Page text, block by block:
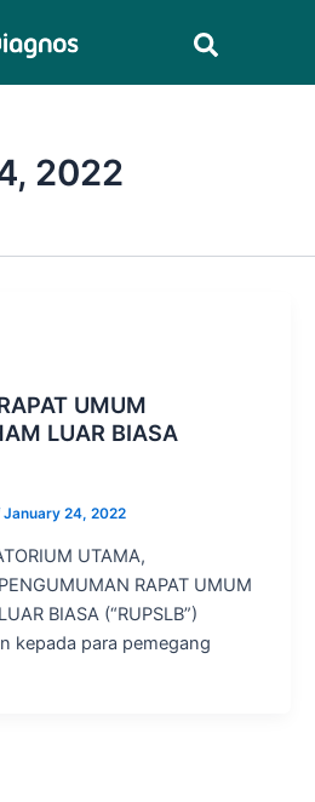
2022
UMUM
LUAR BIASA
January 24, 2022
UTAMA,
RAPAT UMUM
BIASA (“RUPSLB”)
kepada para pemegang